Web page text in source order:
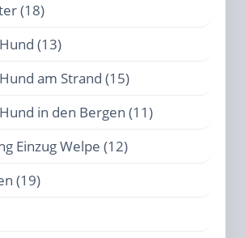
(18)
(13)
am Strand (15)
in den Bergen (11)
Einzug Welpe (12)
(19)